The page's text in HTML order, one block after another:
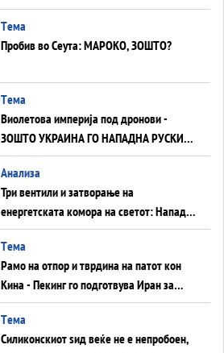
Германија до Црното Море...
Tема
Пробив во Сеута: МАРОКО, ЗОШТО?
Tема
Виолетова империја под дронови -
ЗОШТО УКРАИНА ГО НАПАДНА РУСКИОТ
WILDBERRIES
Aнализа
Три вентили и затворање на
енергетската комора на светот: Нападот
во Суец најавува глобален енергетски
инфаркт?
Tема
Рамо на отпор и тврдина на патот кон
Кина - Пекинг го подготвува Иран за
американска копнена инвазија
Tема
Силиконскиот ѕид веќе не е непробоен,